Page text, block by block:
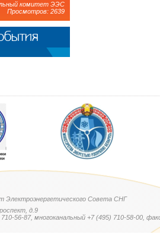
комитет ЭЭС
2639
Электроэнергетического Совета СНГ
д.9
56-87, многоканальный +7 (495) 710-58-00,